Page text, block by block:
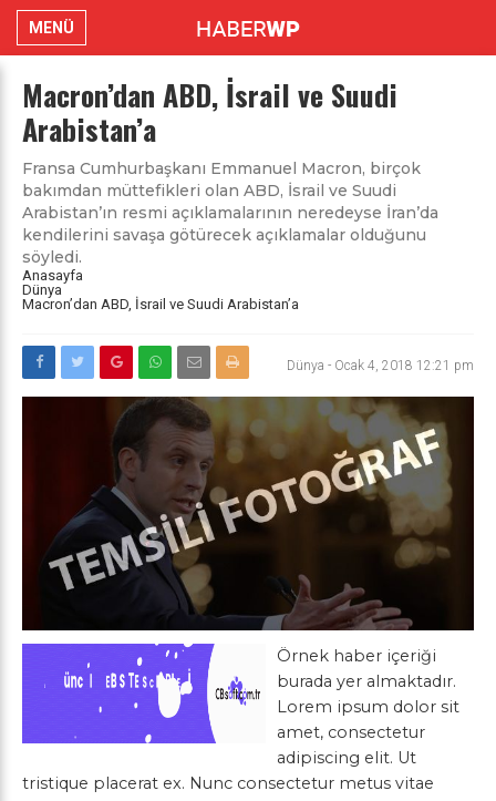
MENÜ
Macron’dan ABD, İsrail ve Suudi
Arabistan’a
Fransa Cumhurbaşkanı Emmanuel Macron, birçok
bakımdan müttefikleri olan ABD, İsrail ve Suudi
Arabistan’ın resmi açıklamalarının neredeyse İran’da
kendilerini savaşa götürecek açıklamalar olduğunu
söyledi.
Anasayfa
Dünya
Macron’dan ABD, İsrail ve Suudi Arabistan’a
Dünya - Ocak 4, 2018 12:21 pm
Örnek haber içeriği
burada yer almaktadır.
Lorem ipsum dolor sit
amet, consectetur
adipiscing elit. Ut
tristique placerat ex. Nunc consectetur metus vitae